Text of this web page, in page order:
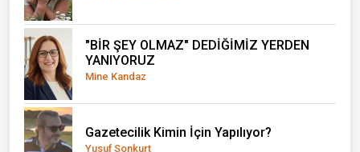
"BİR ŞEY OLMAZ" DEDİĞİMİZ YERDEN
YANIYORUZ
Mine Kandaz
Gazetecilik Kimin İçin Yapılıyor?
Yusuf Sonkurt